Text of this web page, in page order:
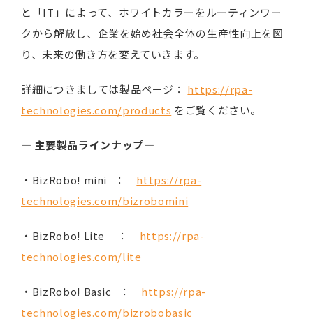
と「IT」によって、ホワイトカラーをルーティンワー
クから解放し、企業を始め社会全体の生産性向上を図
り、未来の働き方を変えていきます。
詳細につきましては製品ページ： https://rpa-
technologies.com/products をご覧ください。
― 主要製品ラインナップ―
・BizRobo! mini ： https://rpa-
technologies.com/bizrobomini
・BizRobo! Lite ： https://rpa-
technologies.com/lite
・BizRobo! Basic ： https://rpa-
technologies.com/bizrobobasic